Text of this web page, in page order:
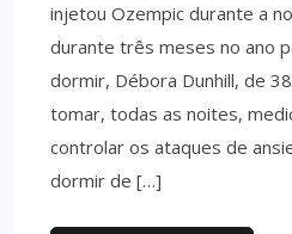
injetou Ozempic durante a
durante três meses no ano
dormir, Débora Dunhill, de
tomar, todas as noites,
controlar os ataques de
dormir de […]